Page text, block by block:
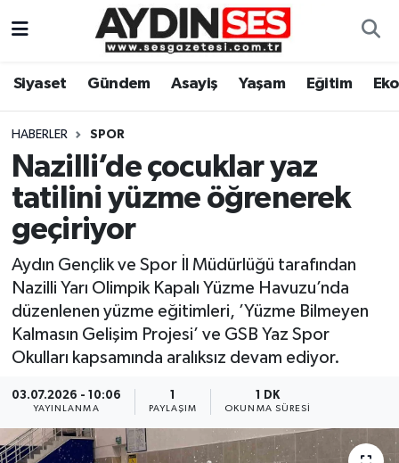
Siyaset Gündem Asayiş Yaşam Eğitim
HABERLER SPOR
Nazilli’de çocuklar yaz
tatilini yüzme öğrenerek
geçiriyor
Aydın Gençlik ve Spor İl Müdürlüğü tarafından
Nazilli Yarı Olimpik Kapalı Yüzme Havuzu’nda
düzenlenen yüzme eğitimleri, ’Yüzme Bilmeyen
Kalmasın Gelişim Projesi’ ve GSB Yaz Spor
Okulları kapsamında aralıksız devam ediyor.
03.07.2026 - 10:06
YAYINLANMA PAYLAŞIM
1 DK
OKUNMA SÜRESI
Gündem
Siyaset
Ekonomi
Yaşam
Eğitim
Kültür Sanat
Aydın Hava Durumu
Aydin Namaz Vakitleri
Aydın Trafik Yoğunluk Haritası
Süper Lig Puan Durumu ve Fikstür
Tüm Manşetler
Son Dakika Haberleri